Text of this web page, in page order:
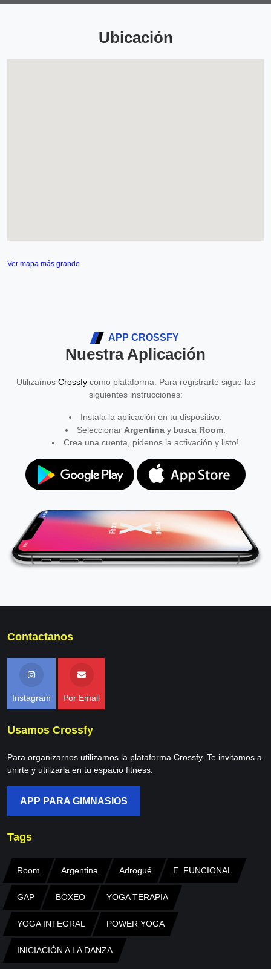
Ubicación
Ver mapa más grande
APP CROSSFY
Nuestra Aplicación
Utilizamos Crossfycomo plataforma. Para registrarte sigue las
siguientes instrucciones:
Instala la aplicación en tu dispositivo.
Seleccionar Argentinay busca Room.
Crea una cuenta, pidenos la activación y listo!
Contactanos
Instagram Por Email
Usamos Crossfy
Para organizarnos utilizamos la plataforma Crossfy. Te invitamos a
unirte y utilizarla en tu espacio fitness.
APP PARA GIMNASIOS
Tags
Room Argentina Adrogué E. FUNCIONAL
GAP BOXEO YOGA TERAPIA
YOGA INTEGRAL POWER YOGA
INICIACIÓN A LA DANZA